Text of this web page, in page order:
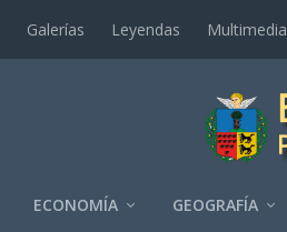
Galerí­as Leyendas Multimedia
ECONOMÍA GEOGRAFÍ­A